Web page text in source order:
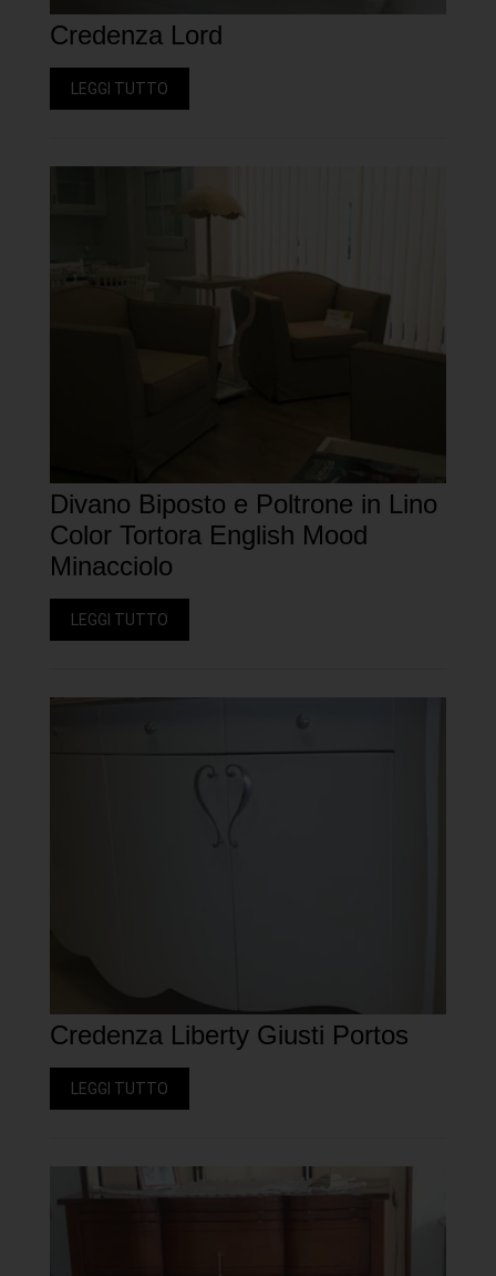
Credenza Lord
LEGGI TUTTO
Divano Biposto e Poltrone in Lino
Color Tortora English Mood
Minacciolo
LEGGI TUTTO
Credenza Liberty Giusti Portos
LEGGI TUTTO